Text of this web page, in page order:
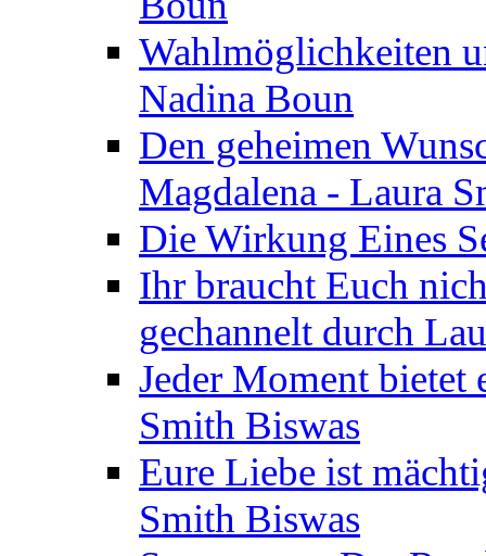
Wahlmöglichkeiten
Nadina Boun
Den geheimen
Magdalena - Laura
Die Wirkung Eines
Ihr braucht Euch
gechannelt durch
Jeder Moment bietet
Smith Biswas
Eure Liebe ist
Smith Biswas